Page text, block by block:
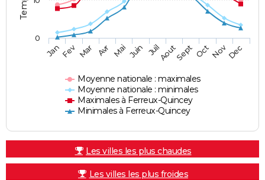
Moyenne nationale : maximales
Moyenne nationale : minimales
Maximales à Ferreux-Quincey
Minimales à Ferreux-Quincey
JanFev Mar Avr Mai Juin JuilAoutSept OctNovDec
0
Les villes les plus chaudes
Les villes les plus froides